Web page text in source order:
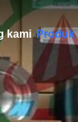
kami Produk